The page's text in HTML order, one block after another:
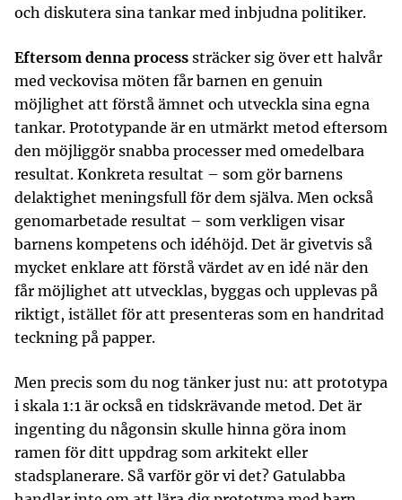
och diskutera sina tankar med inbjudna politiker.
Eftersom denna process sträcker sig över ett halvår
med veckovisa möten får barnen en genuin
möjlighet att förstå ämnet och utveckla sina egna
tankar. Prototypande är en utmärkt metod eftersom
den möjliggör snabba processer med omedelbara
resultat. Konkreta resultat – som gör barnens
delaktighet meningsfull för dem själva. Men också
genomarbetade resultat – som verkligen visar
barnens kompetens och idéhöjd. Det är givetvis så
mycket enklare att förstå värdet av en idé när den
får möjlighet att utvecklas, byggas och upplevas på
riktigt, istället för att presenteras som en handritad
teckning på papper.
Men precis som du nog tänker just nu: att prototypa
i skala 1:1 är också en tidskrävande metod. Det är
ingenting du någonsin skulle hinna göra inom
ramen för ditt uppdrag som arkitekt eller
stadsplanerare. Så varför gör vi det? Gatulabba